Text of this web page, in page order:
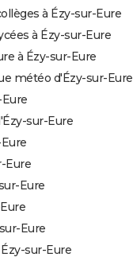
à Ézy-sur-Eure
à Ézy-sur-Eure
à Ézy-sur-Eure
météo d'Ézy-sur-Eure
sur-Eure
Eure
Eure
Eure
sur-Eure